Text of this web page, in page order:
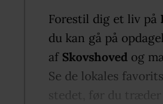
hvorfra der er adgang
badekar og brus.
god skabsplads, og
en rolig placering. For
op med et skønt
Forestil dig et liv på
du kan gå på
af Skovshoved og
Se de lokales
stedet, før du